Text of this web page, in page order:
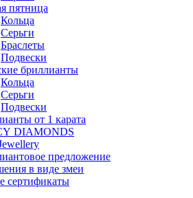
пятница
Кольца
Серьги
Браслеты
Подвески
бриллианты
Кольца
Серьги
Подвески
от 1 карата
DIAMONDS
предложение
в виде змеи
сертификаты